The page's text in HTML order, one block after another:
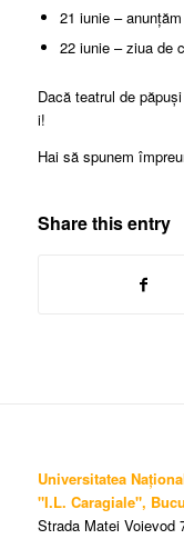
21 iunie –
22 iunie – ziua de
Dacă teatrul de
i!
Hai să spunem
Share this entry
Universitatea
"I.L. Caragiale",
Strada Matei Voievod